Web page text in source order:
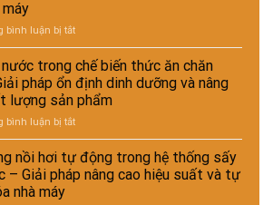
trong
xử
lý
nguyên
liệu
tái
chế
phục
vụ
sản
xuất
máy
bình luận bị tắtở
So
sánh
chi
phí
đầu
tư
giữa
hệ
thống
sấy
trong chế biến thức ăn chăn
pháp ổn định dinh dưỡng và nâng
lượng sản phẩm
bình luận bị tắtở
Sấy
hơi
nước
trong
nồi hơi tự động trong hệ thống sấy
– Giải pháp nâng cao hiệu suất và tự
nhà máy